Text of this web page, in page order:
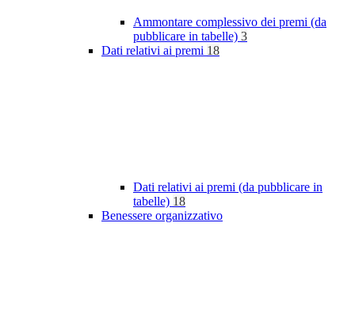
Ammontare complessivo dei premi (da
pubblicare in tabelle) 3
Dati relativi ai premi 18
Dati relativi ai premi (da pubblicare in
tabelle) 18
Benessere organizzativo